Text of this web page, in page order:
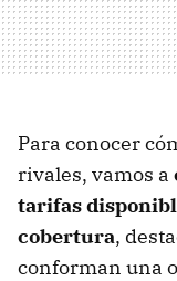
Para conocer
rivales, vamos a
tarifas
cobertura,
conforman una